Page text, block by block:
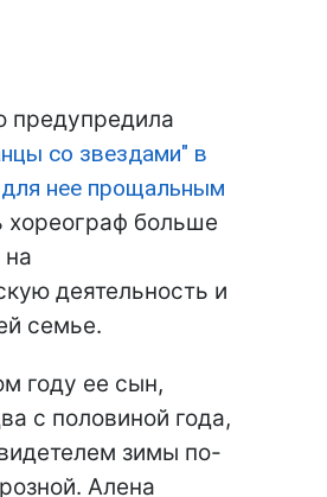
предупредила
со звездами" в
для нее прощальным
хореограф больше
деятельность и
семье.
году ее сын,
с половиной года,
зимы по-
Алена